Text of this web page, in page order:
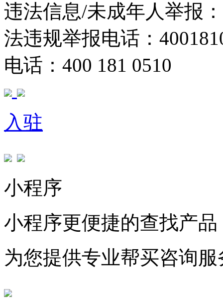
违法信息/未成年人举报
法违规举报电话：
电话：400 181 0510
入驻
小程序
小程序更便捷的查找产品
为您提供专业帮买咨询服